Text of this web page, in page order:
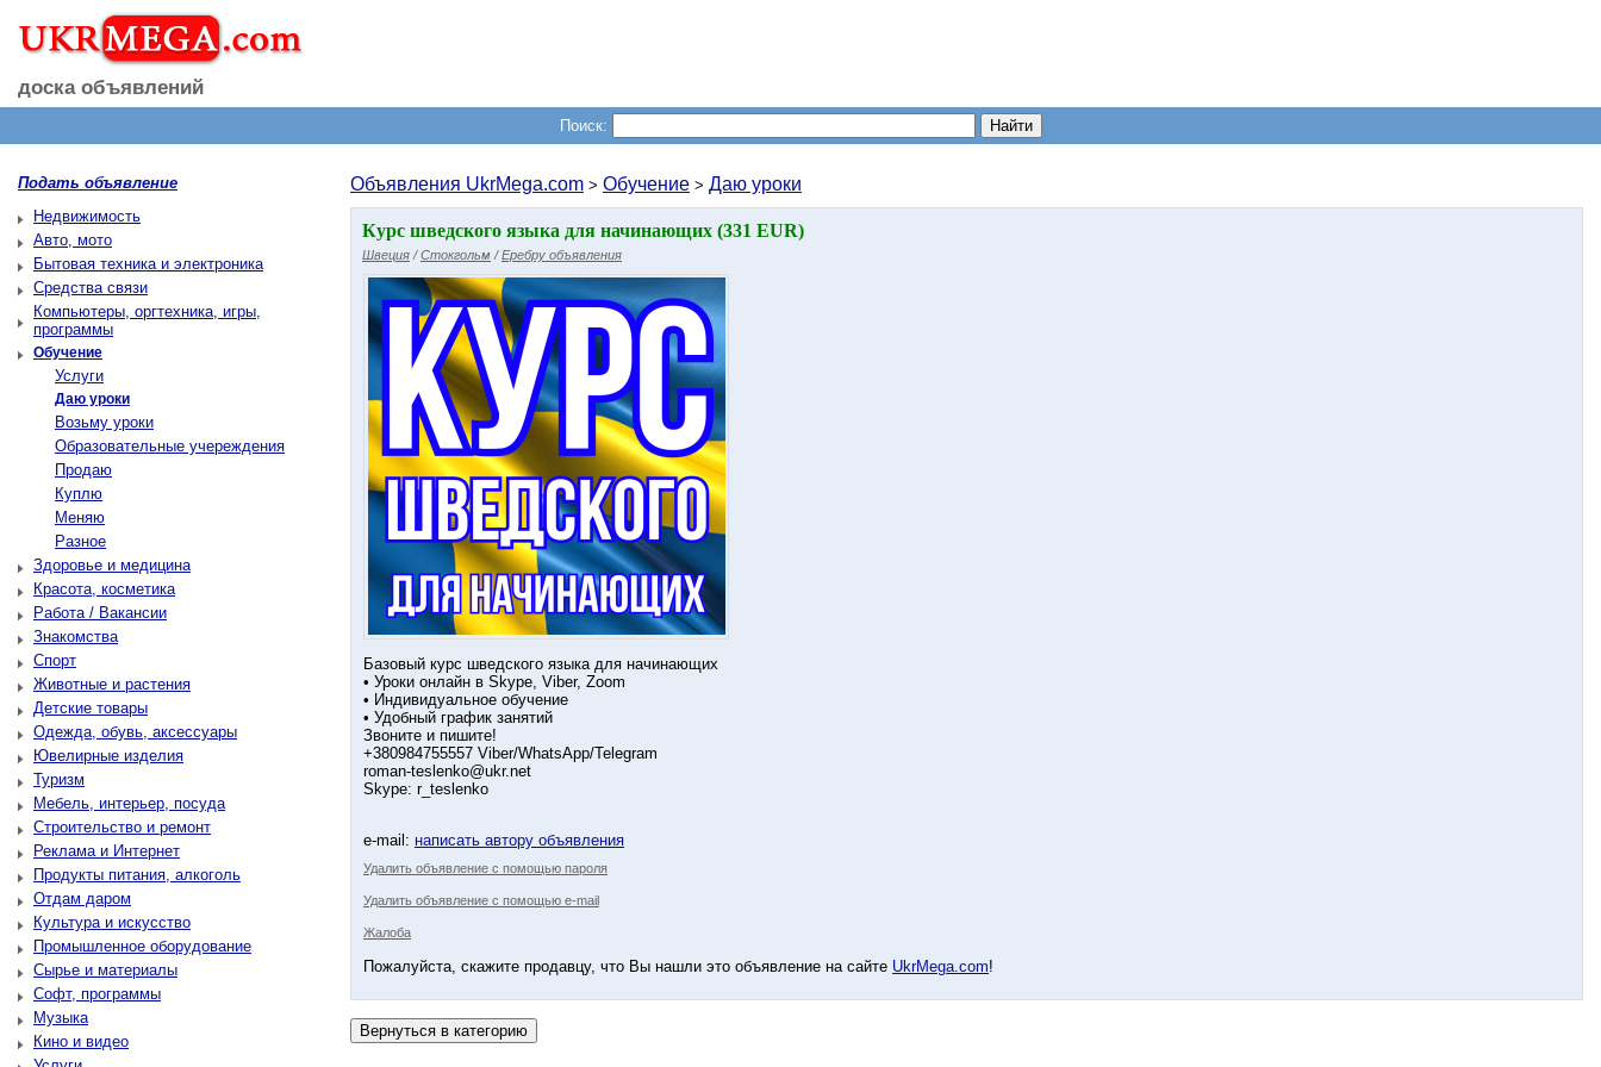
доска объявлений
Поиск:
Подать объявление
Недвижимость
Авто, мото
Бытовая техника и электроника
Средства связи
Компьютеры, оргтехника, игры,
программы
Обучение
Услуги
Даю уроки
Возьму уроки
Образовательные учереждения
Продаю
Куплю
Меняю
Разное
Здоровье и медицина
Красота, косметика
Работа / Вакансии
Знакомства
Спорт
Животные и растения
Детские товары
Одежда, обувь, аксессуары
Ювелирные изделия
Туризм
Мебель, интерьер, посуда
Строительство и ремонт
Реклама и Интернет
Продукты питания, алкоголь
Отдам даром
Культура и искусство
Промышленное оборудование
Сырье и материалы
Софт, программы
Музыка
Кино и видео
Объявления UkrMega.com > Обучение > Даю уроки
Курс шведского языка для начинающих (331 EUR)
Швеция /Стокгольм /Еребру объявления
Базовый курс шведского языка для начинающих
• Уроки онлайн в Skype, Viber, Zoom
• Индивидуальное обучение
• Удобный график занятий
️Звоните и пишите!
+380984755557 Viber/WhatsApp/Telegram
roman-teslenko@ukr.net
️Skype: r_teslenko
e-mail: написать автору объявления
Удалить объявление с помощью пароля
Удалить объявление с помощью e-mail
Жалоба
Пожалуйста, скажите продавцу, что Вы нашли это объявление на сайте UkrMega.com!